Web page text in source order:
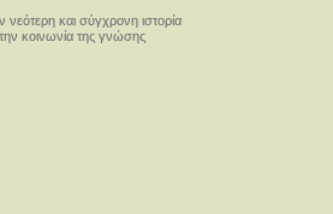
νεότερη και σύγχρονη ιστορία
κοινωνία της γνώσης